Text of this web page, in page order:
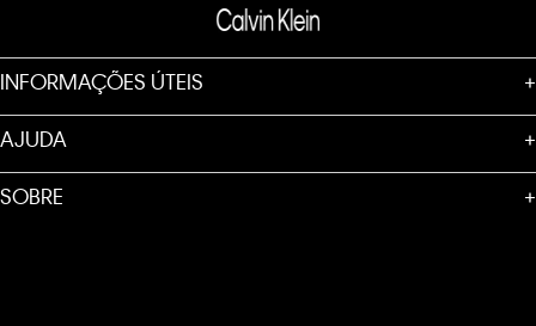
INFORMAÇÕES ÚTEIS +
AJUDA +
SOBRE +